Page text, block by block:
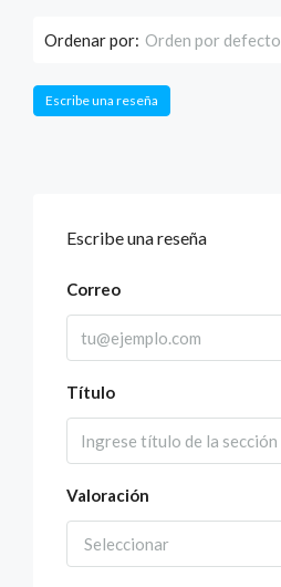
Ordenar por: Orden por defecto
Escribe una reseña
Escribe una reseña
Correo
Título
Valoración
Seleccionar